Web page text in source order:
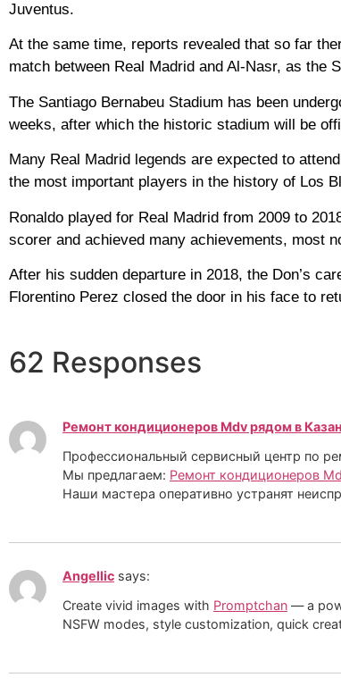
Juventus.
At the same time, reports revealed that so far
match between Real Madrid and Al-Nasr, as the
The Santiago Bernabeu Stadium has been
weeks, after which the historic stadium will be
Many Real Madrid legends are expected to
the most important players in the history of Los
Ronaldo played for Real Madrid from 2009 to
scorer and achieved many achievements, most
After his sudden departure in 2018, the Don’s
Florentino Perez closed the door in his face to
62 Responses
Ремонт кондиционеров Mdv рядом в
Профессиональный сервисный центр по
Мы предлагаем: Ремонт кондиционеров
Наши мастера оперативно устранят
Angellic says:
Create vivid images with Promptchan — a
NSFW modes, style customization, quick